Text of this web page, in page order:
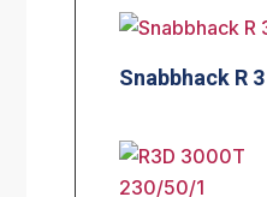
Snabbhack R 3